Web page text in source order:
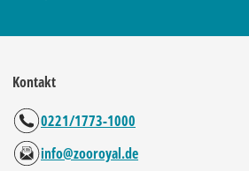
Kontakt
0221/1773-1000
info@zooroyal.de